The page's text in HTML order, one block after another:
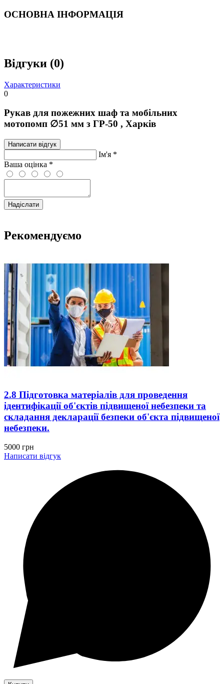
ОСНОВНА ІНФОРМАЦІЯ
Відгуки (0)
Характеристики
0
Рукав для пожежних шаф та мобільних
мотопомп ∅51 мм з ГР-50 , Харків
Написати відгук
Iм'я *
Ваша оцінка *
Надіслати
Рекомендуємо
2.8 Підготовка матеріалів для проведення
ідентифікації об'єктів підвищеної небезпеки та
складання декларації безпеки об'єкта підвищеної
небезпеки.
5000 грн
Написати відгук